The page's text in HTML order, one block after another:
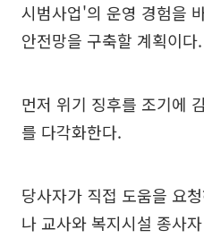
시범사업'의 운영 경험을
안전망을 구축할 계획이다.
먼저 위기 징후를 조기에
를 다각화한다.
당사자가 직접 도움을 요
나 교사와 복지시설 종사